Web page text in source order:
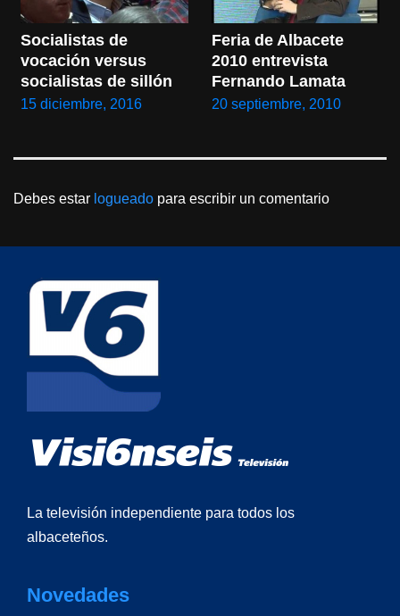
Socialistas de
vocación versus
socialistas de sillón
15 diciembre, 2016
Feria de Albacete
2010 entrevista
Fernando Lamata
20 septiembre, 2010
Debes estar logueado para escribir un comentario
La televisión independiente para todos los
albaceteños.
Novedades